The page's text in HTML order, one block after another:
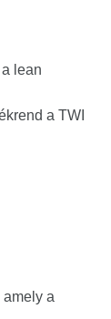
lean
a TWI
a